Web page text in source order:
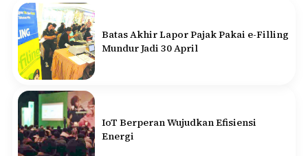
Batas Akhir Lapor Pajak Pakai e-Filling
Mundur Jadi 30 April
IoT Berperan Wujudkan Efisiensi
Energi